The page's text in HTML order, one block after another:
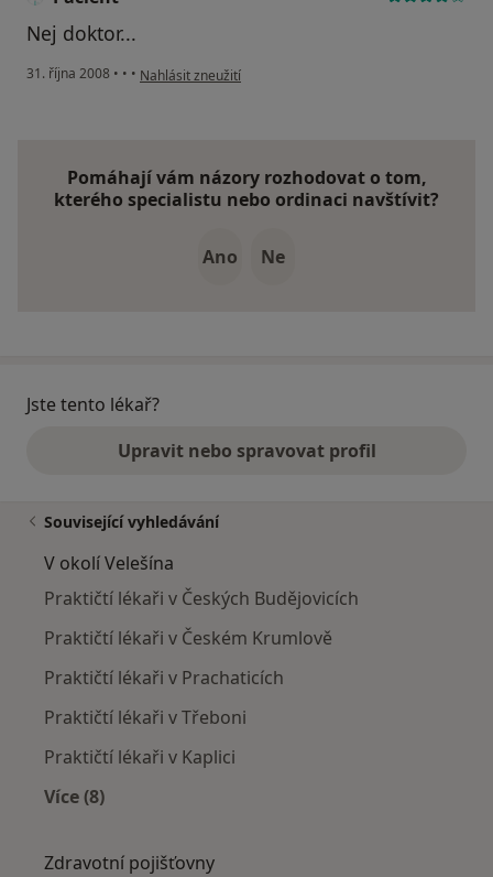
Nej doktor...
31. října 2008 • • • podle názoru uživatele Pacient
Nahlásit zneužití
Pomáhají vám názory rozhodovat o tom,
kterého specialistu nebo ordinaci navštívit?
Ano Ne
Jste tento lékař?
Upravit nebo spravovat profil
Související vyhledávání
V okolí Velešína
Praktičtí lékaři v Českých Budějovicích
Praktičtí lékaři v Českém Krumlově
Praktičtí lékaři v Prachaticích
Praktičtí lékaři v Třeboni
Praktičtí lékaři v Kaplici
Více (8)
Zdravotní pojišťovny